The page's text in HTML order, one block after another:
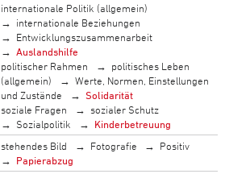
internationale Politik (allgemein)
internationale Beziehungen
Entwicklungszusammenarbeit
Auslandshilfe
politischer Rahmen
politisches Leben
(allgemein)
Werte, Normen, Einstellungen
und Zustände
Solidarität
soziale Fragen
sozialer Schutz
Sozialpolitik
Kinderbetreuung
stehendes Bild Fotografie
Positiv
Papierabzug